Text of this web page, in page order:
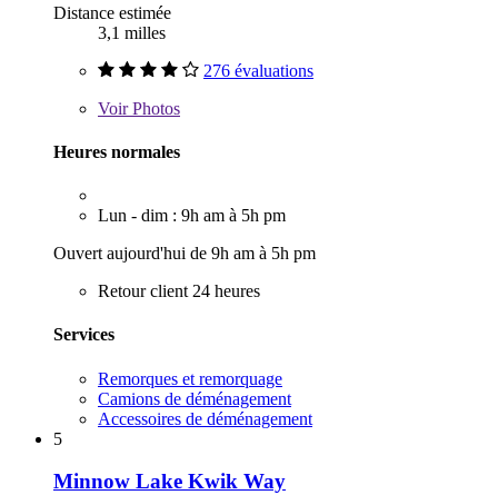
Distance estimée
3,1 milles
276 évaluations
VoirPhotos
Heures normales
Lun - dim : 9h am à 5h pm
Ouvert aujourd'hui de 9h am à 5h pm
Retour client 24 heures
Services
Remorques et remorquage
Camions de déménagement
Accessoires de déménagement
5
Minnow Lake Kwik Way